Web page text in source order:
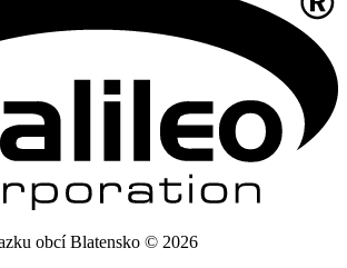
obcí Blatensko © 2026